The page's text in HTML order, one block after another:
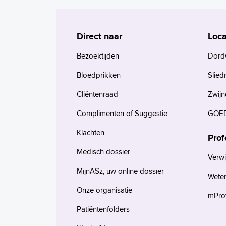
Direct naar
Bezoektijden
Bloedprikken
Cliëntenraad
Complimenten of Suggestie
Klachten
Medisch dossier
MijnASz, uw online dossier
Onze organisatie
Patiëntenfolders